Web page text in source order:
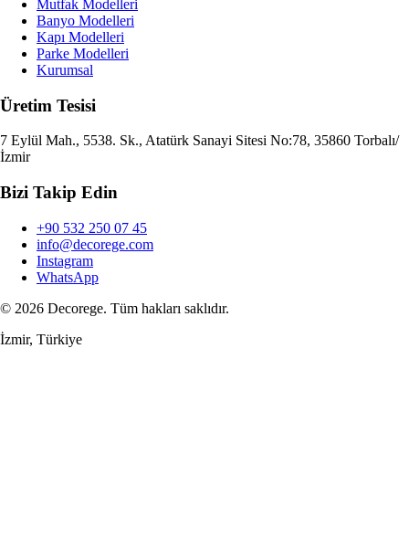
Mutfak Modelleri
Banyo Modelleri
Kapı Modelleri
Parke Modelleri
Kurumsal
Üretim Tesisi
7 Eylül Mah., 5538. Sk., Atatürk Sanayi Sitesi No:78, 35860 Torbalı/
İzmir
Bizi Takip Edin
+90 532 250 07 45
info@decorege.com
Instagram
WhatsApp
© 2026 Decorege. Tüm hakları saklıdır.
İzmir, Türkiye